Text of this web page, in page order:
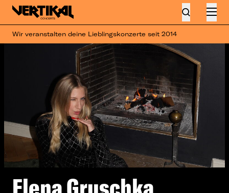
Wir veranstalten deine Lieblingskonzerte seit 2014